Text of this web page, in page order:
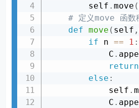
        self
. move (
# 定义move 函数
def move ( self ,
if n == 1 :
            C
.
return
else :
            self
.
            C
.